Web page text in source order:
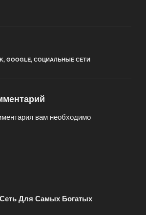
, GOOGLE, СОЦИАЛЬНЫЕ СЕТИ
вам необходимо
Для Самых Богатых